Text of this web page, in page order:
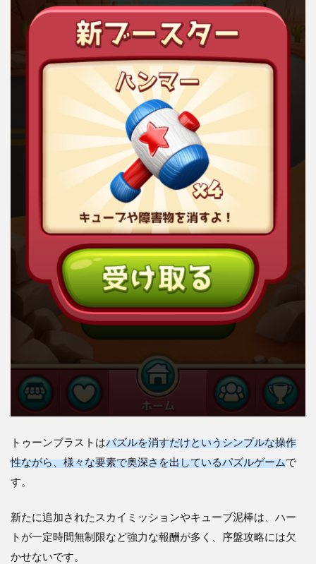
トゥーンブラストはパズルを消すだけというシンプルな操作
性ながら、様々な要素で奥深さを出しているパズルゲームで
す。
新たに追加されたスカイミッションやキューブ泥棒は、ハー
トが一定時間無制限など強力な報酬が多く、序盤攻略には欠
かせないです。